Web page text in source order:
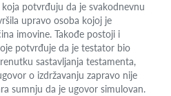
potvrđuju da je svakodnevnu
upravo osoba kojoj je
imovine. Takođe postoji i
potvrđuje da je testator bio
sastavljanja testamenta,
o izdržavanju zapravo nije
sumnju da je ugovor simulovan.